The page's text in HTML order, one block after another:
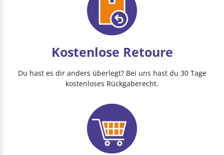
Kostenlose Retoure
Du hast es dir anders überlegt? Bei uns hast du 30 Tage
kostenloses Rückgaberecht.